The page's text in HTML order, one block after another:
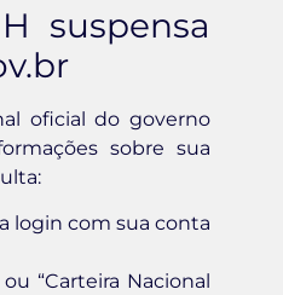
suspensa
oficial do governo
sobre sua
login com sua conta
“Carteira Nacional